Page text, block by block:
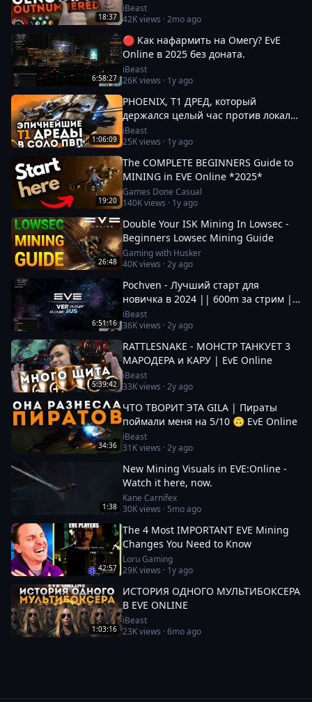
18:37
iBeast
42Kviews ·2mo ago
6:58:27
🔴 Как нафармить на Омегу? EvE
Online в 2025 без доната.
iBeast
26Kviews · 1y ago
1:06:09
PHOENIX, Т1 ДРЕД, который
держался целый час против локала
100+ | EvE Online
iBeast
25Kviews · 1y ago
19:20
The COMPLETE BEGINNERS Guide to
MINING in EVE Online *2025*
Games Done Casual
140Kviews · 1y ago
26:48
Double Your ISK Mining In Lowsec -
Beginners Lowsec Mining Guide
Gaming with Husker
40Kviews ·2y ago
6:51:16
Pochven - Лучший старт для
новичка в 2024 || 600m за стрим ||
Фармим на нубшипе в EvE Online
iBeast
36Kviews ·2y ago
5:39:42
RATTLESNAKE - МОНСТР ТАНКУЕТ 3
МАРОДЕРА и КАРУ | EvE Online
iBeast
33Kviews ·2y ago
34:36
ЧТО ТВОРИТ ЭТА GILA | Пираты
поймали меня на 5/10 🙃 EvE Online
iBeast
31Kviews ·2y ago
1:38
New Mining Visuals in EVE:Online -
Watch it here, now.
Kane Carnifex
30Kviews · 5mo ago
42:57
The 4 Most IMPORTANT EVE Mining
Changes You Need to Know
Loru Gaming
29Kviews · 1y ago
1:03:16
ИСТОРИЯ ОДНОГО МУЛЬТИБОКСЕРА
В EVE ONLINE
iBeast
23Kviews ·6mo ago